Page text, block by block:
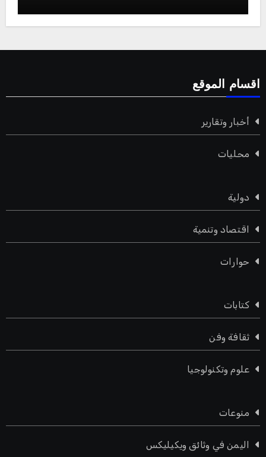
اقسام الموقع
أخبار وتقارير
محليات
دولية
اقتصاد وتنمية
حوارات
كتابات
ثقافة وفن
علوم وتكنولوجيا
منوعات
اليمن في وثائق ويكيليكس